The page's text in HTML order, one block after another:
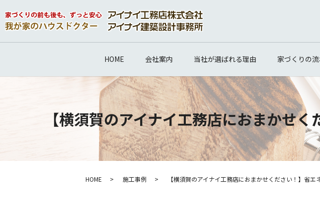
HOME 会社案内 当社が選ばれる理由 家づくりの
【横須賀のアイナイ工務店におまかせ
HOME 施工事例 【横須賀のアイナイ工務店におまかせください！】省